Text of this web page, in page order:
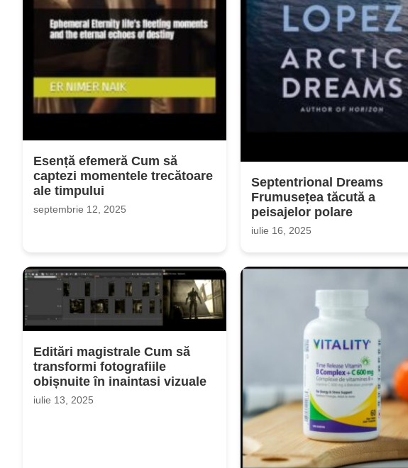
Esență efemeră Cum să
captezi momentele trecătoare
ale timpului
septembrie 12, 2025
Septentrional Dreams
Frumusețea tăcută a
peisajelor polare
iulie 16, 2025
Editări magistrale Cum să
transformi fotografiile
obișnuite în inaintasi vizuale
iulie 13, 2025